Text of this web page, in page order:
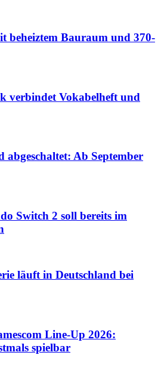
beheiztem Bauraum und 370-
verbindet Vokabelheft und
abgeschaltet: Ab September
Switch 2 soll bereits im
läuft in Deutschland bei
Line-Up 2026:
spielbar